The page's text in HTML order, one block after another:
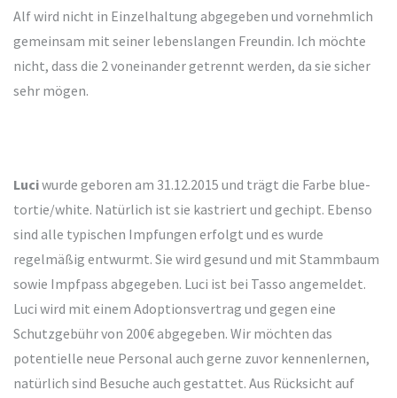
Alf wird nicht in Einzelhaltung abgegeben und vornehmlich
gemeinsam mit seiner lebenslangen Freundin. Ich möchte
nicht, dass die 2 voneinander getrennt werden, da sie sicher
sehr mögen.
Luciwurde geboren am 31.12.2015 und trägt die Farbe blue-
tortie/white. Natürlich ist sie kastriert und gechipt. Ebenso
sind alle typischen Impfungen erfolgt und es wurde
regelmäßig entwurmt. Sie wird gesund und mit Stammbaum
sowie Impfpass abgegeben. Luci ist bei Tasso angemeldet.
Luci wird mit einem Adoptionsvertrag und gegen eine
Schutzgebühr von 200€ abgegeben. Wir möchten das
potentielle neue Personal auch gerne zuvor kennenlernen,
natürlich sind Besuche auch gestattet. Aus Rücksicht auf